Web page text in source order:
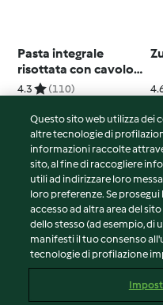
Pasta integrale
risottata con cavolo
romano
4.3 (110)
© Copyright 2026
Termini del servizio
Informativa sulla privacy
Avvertenze generali
Note legali
Contenuto del rapporto
Questo sito web utilizza dei
altre tecnologie di
informazioni raccolte
sito, al fine di raccogliere
utili ad indirizzare loro
loro preferenze. Se
accesso ad altra area del
dello stesso (ad esempio, di
manifesti il tuo consenso
tecnologie di profilazione